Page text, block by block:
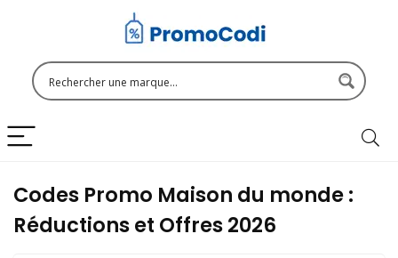
Codes Promo Maison du monde :
Réductions et Offres 2026